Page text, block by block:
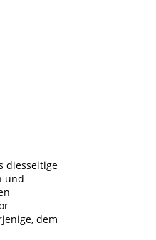
diesseitige
und
dem